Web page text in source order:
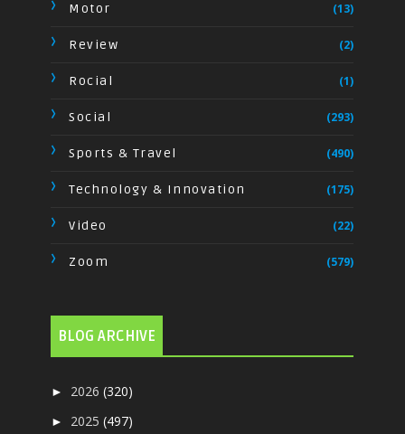
Motor (13)
Review (2)
Rocial (1)
Social (293)
Sports & Travel (490)
Technology & Innovation (175)
Video (22)
Zoom (579)
BLOG ARCHIVE
► 2026(320)
► 2025(497)